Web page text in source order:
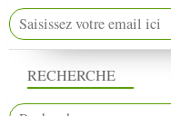
RECHERCHE